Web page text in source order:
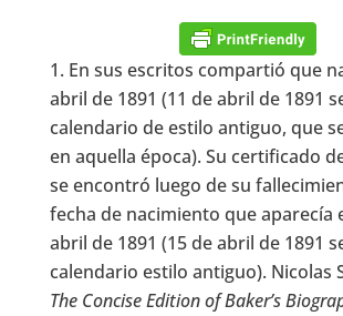
En sus escritos compartió que
abril de 1891 (11 de abril de 1891
calendario de estilo antiguo, que
en aquella época). Su certificado
se encontró luego de su
fecha de nacimiento que aparecía
abril de 1891 (15 de abril de 1891
calendario estilo antiguo). Nicolas
The Concise Edition of Baker’s